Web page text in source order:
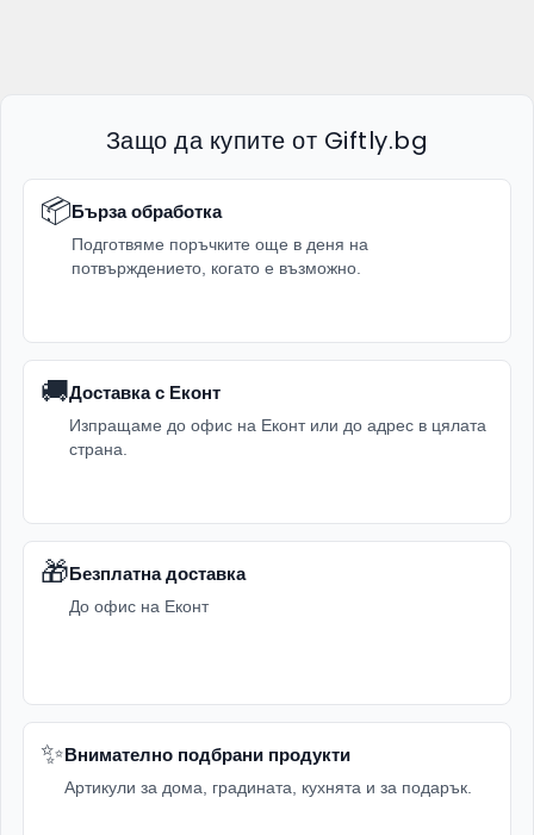
Защо да купите от Giftly.bg
📦Бърза обработка
Подготвяме поръчките още в деня на
потвърждението, когато е възможно.
🚚Доставка с Еконт
Изпращаме до офис на Еконт или до адрес в цялата
страна.
🎁Безплатна доставка
До офис на Еконт
✨Внимателно подбрани продукти
Артикули за дома, градината, кухнята и за подарък.